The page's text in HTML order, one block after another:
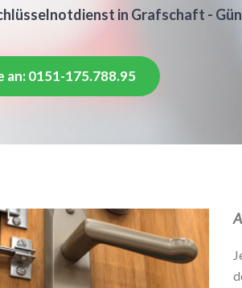
in Grafschaft -
an: 0151-175.788.95